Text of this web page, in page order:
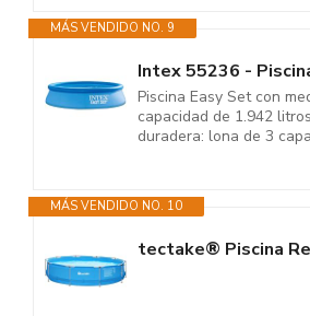
MÁS VENDIDO NO. 9
Piscina Easy Set con
capacidad de 1.942
duradera: lona de 3
MÁS VENDIDO NO. 10